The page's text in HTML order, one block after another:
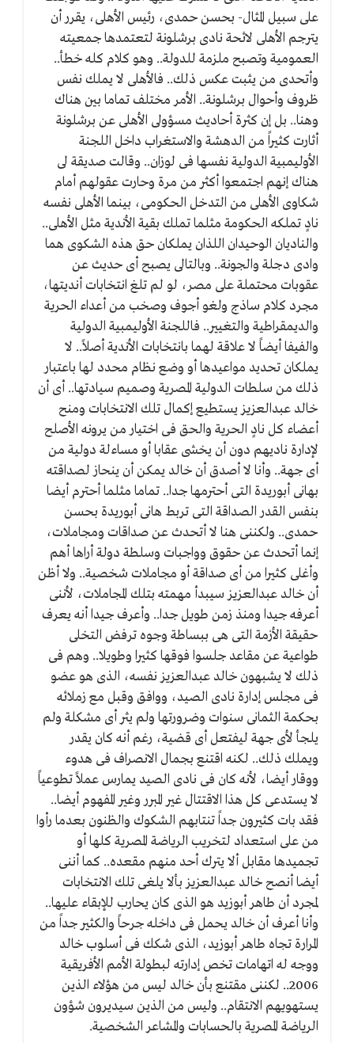
على سبيل المثال- بحسن حمدى، رئيس الأهلى، يقرر أن
يترجم الأهلى لائحة نادى برشلونة لتعتمدها جمعيته
العمومية وتصبح ملزمة للدولة.. وهو كلام كله خطأ..
وأتحدى من يثبت عكس ذلك.. فالأهلى لا يملك نفس
ظروف وأحوال برشلونة.. الأمر مختلف تماما بين هناك
وهنا.. بل إن كثرة أحاديث مسؤولى الأهلى عن برشلونة
أثارت كثيراً من الدهشة والاستغراب داخل اللجنة
الأوليمبية الدولية نفسها فى لوزان.. وقالت صديقة لى
هناك إنهم اجتمعوا أكثر من مرة وحارت عقولهم أمام
شكاوى الأهلى من التدخل الحكومى، بينما الأهلى نفسه
نادٍ تملكه الحكومة مثلما تملك بقية الأندية مثل الأهلى..
والناديان الوحيدان اللذان يملكان حق هذه الشكوى هما
وادى دجلة والجونة.. وبالتالى يصبح أى حديث عن
عقوبات محتملة على مصر، لو لم تلغ انتخابات أنديتها،
مجرد كلام ساذج ولغو أجوف وصخب من أعداء الحرية
والديمقراطية والتغيير.. فاللجنة الأوليمبية الدولية
والفيفا أيضاً لا علاقة لهما بانتخابات الأندية أصلاً.. لا
يملكان تحديد مواعيدها أو وضع نظام محدد لها باعتبار
ذلك من سلطات الدولية المصرية وصميم سيادتها.. أى أن
خالد عبدالعزيز يستطيع إكمال تلك الانتخابات ومنح
أعضاء كل نادٍ الحرية والحق فى اختيار من يرونه الأصلح
لإدارة ناديهم دون أن يخشى عقابا أو مساءلة دولية من
أى جهة.. وأنا لا أصدق أن خالد يمكن أن ينحاز لصداقته
بهانى أبوريدة التى أحترمها جدا.. تماما مثلما أحترم أيضا
بنفس القدر الصداقة التى تربط هانى أبوريدة بحسن
حمدى.. ولكننى هنا لا أتحدث عن صداقات ومجاملات،
إنما أتحدث عن حقوق وواجبات وسلطة دولة أراها أهم
وأغلى كثيرا من أى صداقة أو مجاملات شخصية.. ولا أظن
أن خالد عبدالعزيز سيبدأ مهمته بتلك المجاملات، لأننى
أعرفه جيدا ومنذ زمن طويل جدا.. وأعرف جيدا أنه يعرف
حقيقة الأزمة التى هى ببساطة وجوه ترفض التخلى
طواعية عن مقاعد جلسوا فوقها كثيرا وطويلا.. وهم فى
ذلك لا يشبهون خالد عبدالعزيز نفسه، الذى هو عضو
فى مجلس إدارة نادى الصيد، ووافق وقبل مع زملائه
بحكمة الثمانى سنوات وضرورتها ولم يثر أى مشكلة ولم
يلجأ لأى جهة ليفتعل أى قضية، رغم أنه كان يقدر
ويملك ذلك.. لكنه اقتنع بجمال الانصراف فى هدوء
ووقار أيضا، لأنه كان فى نادى الصيد يمارس عملاً تطوعياً
لا يستدعى كل هذا الاقتتال غير المبرر وغير المفهوم أيضا..
فقد بات كثيرون جداً تنتابهم الشكوك والظنون بعدما رأوا
من على استعداد لتخريب الرياضة المصرية كلها أو
تجميدها مقابل ألا يترك أحد منهم مقعده.. كما أننى
أيضا أنصح خالد عبدالعزيز بألا يلغى تلك الانتخابات
لمجرد أن طاهر أبوزيد هو الذى كان يحارب للإبقاء عليها..
وأنا أعرف أن خالد يحمل فى داخله جرحاً والكثير جداً من
المرارة تجاه طاهر أبوزيد، الذى شكك فى أسلوب خالد
ووجه له اتهامات تخص إدارته لبطولة الأمم الأفريقية
2006.. لكننى مقتنع بأن خالد ليس من هؤلاء الذين
يستهويهم الانتقام.. وليس من الذين سيديرون شؤون
الرياضة المصرية بالحسابات والمشاعر الشخصية.